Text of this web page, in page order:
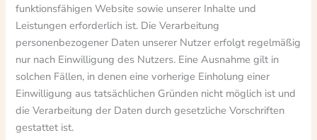
funktionsfähigen Website sowie unserer Inhalte und
Leistungen erforderlich ist. Die Verarbeitung
personenbezogener Daten unserer Nutzer erfolgt regelmäßig
nur nach Einwilligung des Nutzers. Eine Ausnahme gilt in
solchen Fällen, in denen eine vorherige Einholung einer
Einwilligung aus tatsächlichen Gründen nicht möglich ist und
die Verarbeitung der Daten durch gesetzliche Vorschriften
gestattet ist.